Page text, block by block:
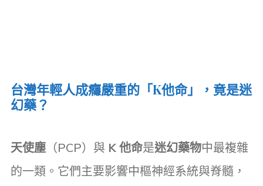
台灣年輕人成癮嚴重的「K他命」，竟是迷
幻藥？
天使塵 （PCP）與 K 他命是迷幻藥物中最複雜
的一類。它們主要影響中樞神經系統與脊髓，